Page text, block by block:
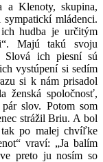
a Klenoty, skupina,
mládenci.
hudba je určitým
Majú takú svoju
ich piesní sú
vystúpení si sedím
si k nám prisadol
ženská spoločnosť,
slov. Potom som
strážil Briu. A bol
po malej chvíľke
vraví: „Ja balím
preto ju nosím so